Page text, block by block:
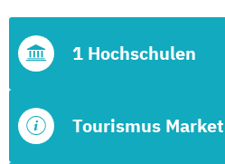
Tourismus
1 Hochschulen